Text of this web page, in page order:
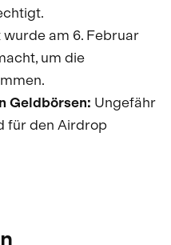
wurde am 6. Februar
um die
Geldbörsen: Ungefähr
für den Airdrop